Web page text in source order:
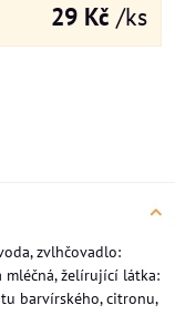
29 Kč /ks
zvlhčovadlo:
želírující látka:
barvírského, citronu,